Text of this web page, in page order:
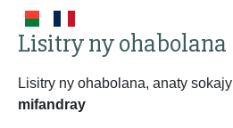
Lisitry ny ohabolana
Lisitry ny ohabolana, anaty sokajy
mifandray